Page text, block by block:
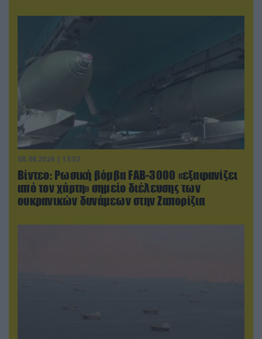
08.08.2026 | 13:02
Βίντεο: Ρωσική βόμβα FAB-3000 «εξαφανίζει
από τον χάρτη» σημείο διέλευσης των
ουκρανικών δυνάμεων στην Ζαπορίζια